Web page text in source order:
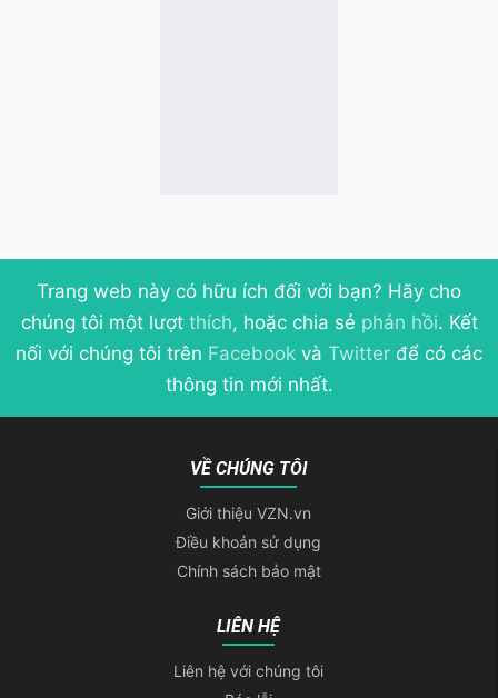
Trang web này có hữu ích đối với bạn? Hãy cho
chúng tôi một lượt thích, hoặc chia sẻ phản hồi. Kết
nối với chúng tôi trên Facebook và Twitter để có các
thông tin mới nhất.
VỀ CHÚNG TÔI
Giới thiệu VZN.vn
Điều khoản sử dụng
Chính sách bảo mật
LIÊN HỆ
Liên hệ với chúng tôi